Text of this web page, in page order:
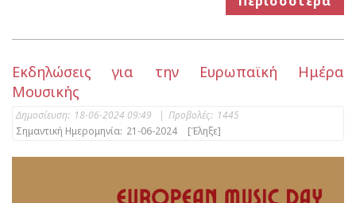
Εκδηλώσεις για την Ευρωπαϊκή Ημέρα
Μουσικής
Δημοσίευση: 18-06-2024 09:49 | Προβολές: 1445
Σημαντική Ημερομηνία: 21-06-2024 [Έληξε]